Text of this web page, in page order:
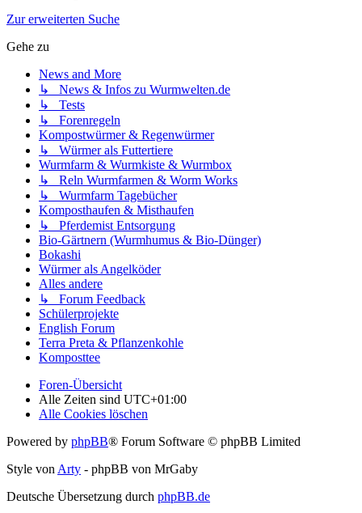
Zur erweiterten Suche
Gehe zu
News and More
↳ News & Infos zu Wurmwelten.de
↳ Tests
↳ Forenregeln
Kompostwürmer & Regenwürmer
↳ Würmer als Futtertiere
Wurmfarm & Wurmkiste & Wurmbox
↳ Reln Wurmfarmen & Worm Works
↳ Wurmfarm Tagebücher
Komposthaufen & Misthaufen
↳ Pferdemist Entsorgung
Bio-Gärtnern (Wurmhumus & Bio-Dünger)
Bokashi
Würmer als Angelköder
Alles andere
↳ Forum Feedback
Schülerprojekte
English Forum
Terra Preta & Pflanzenkohle
Komposttee
Foren-Übersicht
Alle Zeiten sind UTC+01:00
Alle Cookies löschen
Powered by phpBB® Forum Software © phpBB Limited
Style vonArty - phpBB von MrGaby
Deutsche Übersetzung durch phpBB.de